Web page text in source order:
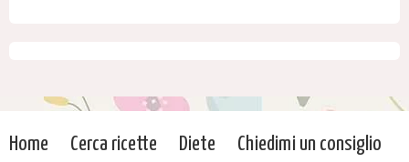
Home Cerca ricette Diete Chiedimi un consiglio